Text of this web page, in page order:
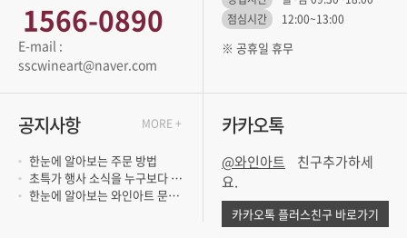
1566-0890
sscwineart@naver.com
점심시간
12:00~13:00
※ 공휴일 휴무
공지사항
한눈에 알아보는 주문 방법
초특가 행사 소식을 누구보다 빨리 듣고 싶..
한눈에 알아보는 와인아트 문의 방법
MORE + 카카오톡
@와인아트
요.
카카오톡 플러스친구 바로가기